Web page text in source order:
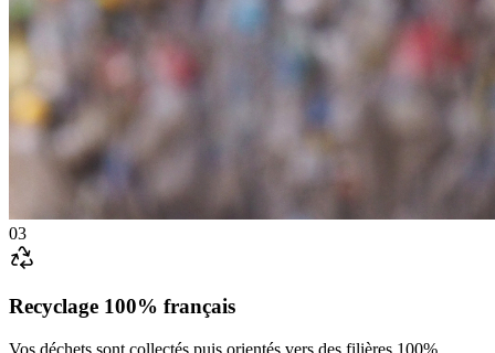
03
Recyclage 100% français
Vos déchets sont collectés puis orientés vers des filières 100%